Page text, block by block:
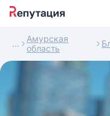
Амурская
область